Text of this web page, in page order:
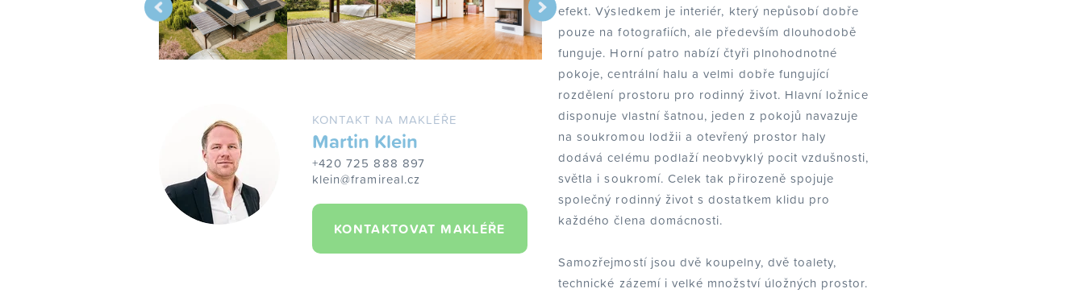
KONTAKT NA MAKLÉŘE
Martin Klein
+420 725 888 897
klein@framireal.cz
KONTAKTOVAT MAKLÉŘE
efekt. Výsledkem je interiér, který nepůsobí dobře
pouze na fotografiích, ale především dlouhodobě
funguje. Horní patro nabízí čtyři plnohodnotné
pokoje, centrální halu a velmi dobře fungující
rozdělení prostoru pro rodinný život. Hlavní ložnice
disponuje vlastní šatnou, jeden z pokojů navazuje
na soukromou lodžii a otevřený prostor haly
dodává celému podlaží neobvyklý pocit vzdušnosti,
světla i soukromí. Celek tak přirozeně spojuje
společný rodinný život s dostatkem klidu pro
každého člena domácnosti.
Samozřejmostí jsou dvě koupelny, dvě toalety,
technické zázemí i velké množství úložných prostor.